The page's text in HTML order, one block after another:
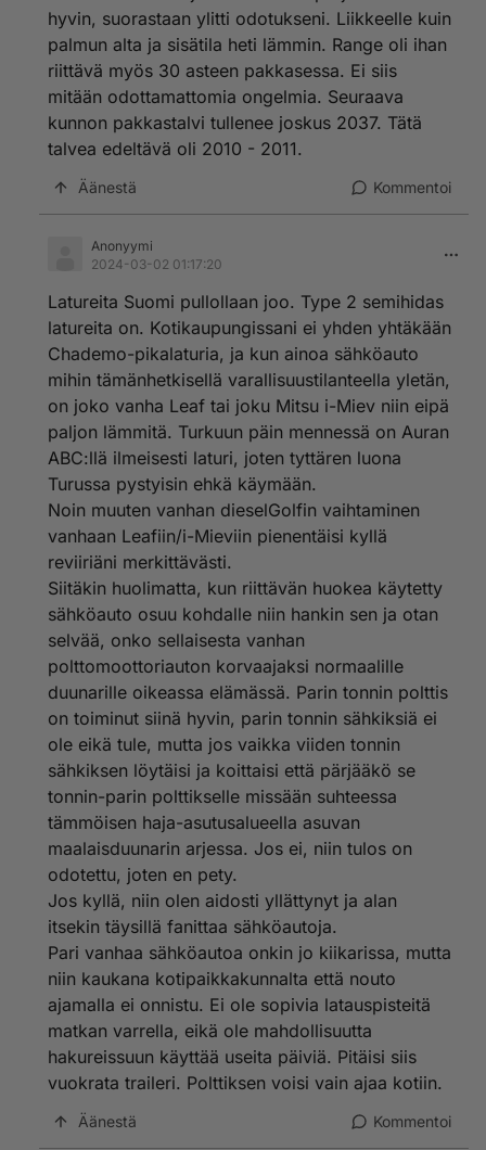
hyvin, suorastaan ylitti odotukseni. Liikkeelle kuin
palmun alta ja sisätila heti lämmin. Range oli ihan
riittävä myös 30 asteen pakkasessa. Ei siis
mitään odottamattomia ongelmia. Seuraava
kunnon pakkastalvi tullenee joskus 2037. Tätä
talvea edeltävä oli 2010 - 2011.
Äänestä Kommentoi
Anonyymi
2024-03-02 01:17:20
Latureita Suomi pullollaan joo. Type 2 semihidas
latureita on. Kotikaupungissani ei yhden yhtäkään
Chademo-pikalaturia, ja kun ainoa sähköauto
mihin tämänhetkisellä varallisuustilanteella yletän,
on joko vanha Leaf tai joku Mitsu i-Miev niin eipä
paljon lämmitä. Turkuun päin mennessä on Auran
ABC:llä ilmeisesti laturi, joten tyttären luona
Turussa pystyisin ehkä käymään.
Noin muuten vanhan dieselGolfin vaihtaminen
vanhaan Leafiin/i-Mieviin pienentäisi kyllä
reviiriäni merkittävästi.
Siitäkin huolimatta, kun riittävän huokea käytetty
sähköauto osuu kohdalle niin hankin sen ja otan
selvää, onko sellaisesta vanhan
polttomoottoriauton korvaajaksi normaalille
duunarille oikeassa elämässä. Parin tonnin polttis
on toiminut siinä hyvin, parin tonnin sähkiksiä ei
ole eikä tule, mutta jos vaikka viiden tonnin
sähkiksen löytäisi ja koittaisi että pärjääkö se
tonnin-parin polttikselle missään suhteessa
tämmöisen haja-asutusalueella asuvan
maalaisduunarin arjessa. Jos ei, niin tulos on
odotettu, joten en pety.
Jos kyllä, niin olen aidosti yllättynyt ja alan
itsekin täysillä fanittaa sähköautoja.
Pari vanhaa sähköautoa onkin jo kiikarissa, mutta
niin kaukana kotipaikkakunnalta että nouto
ajamalla ei onnistu. Ei ole sopivia latauspisteitä
matkan varrella, eikä ole mahdollisuutta
hakureissuun käyttää useita päiviä. Pitäisi siis
vuokrata traileri. Polttiksen voisi vain ajaa kotiin.
Äänestä Kommentoi